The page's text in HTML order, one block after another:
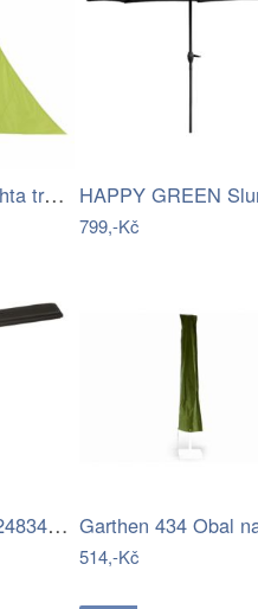
Velká stínící plachta trojcípá 4m
799,-Kč
Wenko WENKO 24834100 - Stěrka BAMBUSa…
514,-Kč